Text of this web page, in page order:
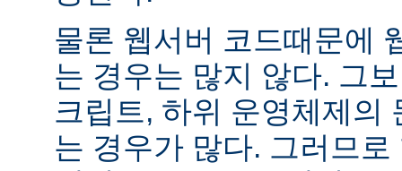
물론 웹서버 코드때문에
는 경우는 많지 않다. 그
크립트, 하위 운영체제의
는 경우가 많다. 그러므